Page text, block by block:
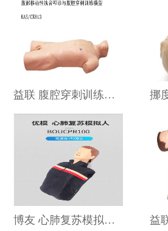
益联 腹腔穿刺训练模型 KAS-CK813
博友 心肺复苏模拟人 B0U/CPR100